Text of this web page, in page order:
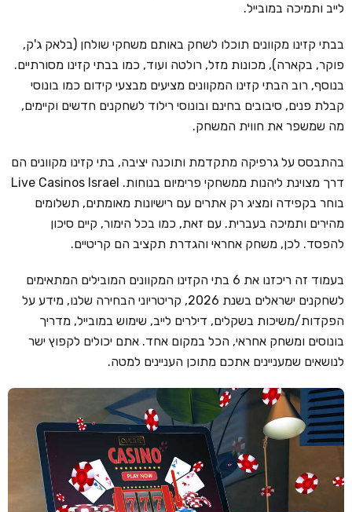
לייב ותמיכה במובייל.
בבתי קזינו מקוונים תוכלו לשחק באותם משחקי שולחן (בלאק ג'ק,
פוקר, בקארה), מכונות מזל, רולטה ועוד, כמו בבתי קזינו מסורתיים.
בנוסף, רוב הבתי קזינו המקוונים מציעים מבצעי קידום כמו בונוסי
קבלת פנים, סיבובים בחינם ובונוסי רילוד לשחקנים חדשים וקיימים,
מה שמשפר את חווית המשחק.
בהתבסס על גרפיקה מתקדמת ותוכנה יציבה, בתי קזינו מקוונים הם
דרך מצוינת ליהנות ממשחקי פרימיום בנוחות. Live Casinos Israel
בוחר בקפידה ומציג רק אתרים עם רישיונות מאומתים, תשלומים
מהירים ותמיכה בעברית. עם זאת, כמו בכל הימור, קיים סיכון
להפסד. לכן, משחק אחראי והגדרת תקציב הם קריטיים.
בעמוד זה ריכזנו את 6 בתי הקזינו המקוונים המובילים המתאימים
לשחקנים ישראלים בשנת 2026, קריטריוני הבחירה שלנו, מידע על
הפקדות/משיכות בשקלים, דילרים לייב, שימוש במובייל, מדריך
בונוסים ומשחק אחראי, הכל במקום אחד. אתם יכולים לקפוץ ישר
לנושאים שמעניינים אתכם מתוכן העניינים למטה.